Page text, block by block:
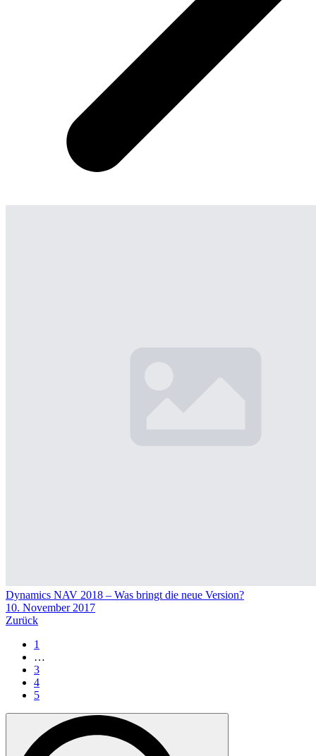
Dynamics NAV 2018 – Was bringt die neue Version?
10. November 2017
Zurück
1
…
3
4
5
Search